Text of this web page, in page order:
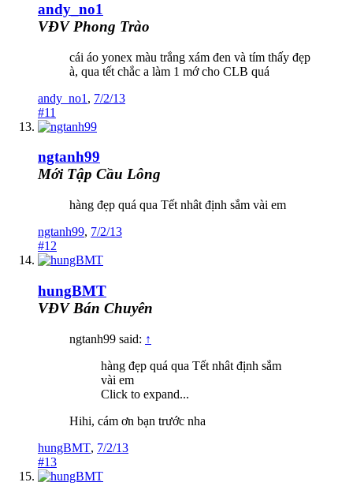
andy_no1
VĐV Phong Trào
cái áo yonex màu trắng xám đen và tím thấy đẹp
à, qua tết chắc a làm 1 mớ cho CLB quá
andy_no1 , 7/2/13
#11
ngtanh99
Mới Tập Cầu Lông
hàng đẹp quá qua Tết nhât định sắm vài em
ngtanh99, 7/2/13
#12
hungBMT
VĐV Bán Chuyên
ngtanh99 said: ↑
hàng đẹp quá qua Tết nhât định sắm
vài em
Click to expand...
Hihi, cám ơn bạn trước nha
hungBMT, 7/2/13
#13